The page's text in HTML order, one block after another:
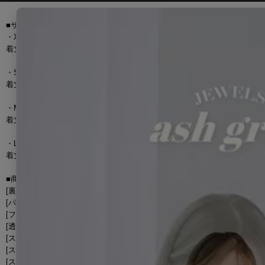
■サイズ[cm]
・XSサイズ
着丈【トップス】20cm【スカート】38cm/バスト 65?69cm/ウエスト
・Sサイズ
着丈【トップス】21cm【スカート】39cm/バスト 69?73cm/ウエスト
・Mサイズ
着丈【トップス】22cm【スカート】40cm/バスト 73?77cm/ウエスト
・Lサイズ
着丈【トップス】23cm【スカート】41cm/バスト 77?81cm/ウエスト
■商品詳細
[裏地] あり
[パッド] あり
[ファスナー] 【トップス】前【スカート】後ろ
[透け] なし
[スリット] 左前
[ストレッチ] なし
[ストラップループ] なし